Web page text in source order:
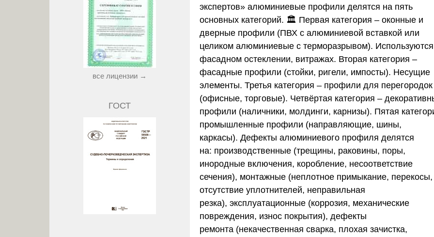
экспертов» алюминиевые профили делятся на пять
основных категорий. 🏛️ Первая категория – оконные и
дверные профили (ПВХ с алюминиевой вставкой или
целиком алюминиевые с терморазрывом).
фасадном остеклении, витражах. Вторая категория –
фасадные профили (стойки, ригели, импосты). Несущие
элементы. Третья категория – профили для перегородок
(офисные, торговые). Четвёртая категория –
профили (наличники, молдинги, карнизы). Пятая
промышленные профили (направляющие, шины,
каркасы). Дефекты алюминиевого профиля делятся
на: производственные (трещины, раковины, поры,
инородные включения, коробление, несоответствие
сечения), монтажные (неплотное примыкание, перекосы,
отсутствие уплотнителей, неправильная
резка), эксплуатационные (коррозия, механические
повреждения, износ покрытия), дефекты
ремонта (некачественная сварка, плохая зачистка,
все лицензии →
ГОСТ